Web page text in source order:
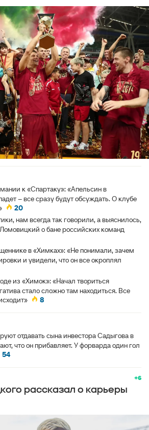
к «Спартаку»: «Апельсин в
– все сразу будут обсуждать. О клубе
20
нам всегда так говорили, а выяснилось,
Ломовицкий о бане российских команд
в «Химках»: «Не понимали, зачем
и увидели, что он все окроплял
из «Химок»: «Начал твориться
стало сложно там находиться. Все
8
отдавать сына инвестора Садыгова в
что он прибавляет. У форварда один гол
54
+6
рассказал о карьеры